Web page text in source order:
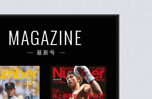
MAGAZINE
最新号